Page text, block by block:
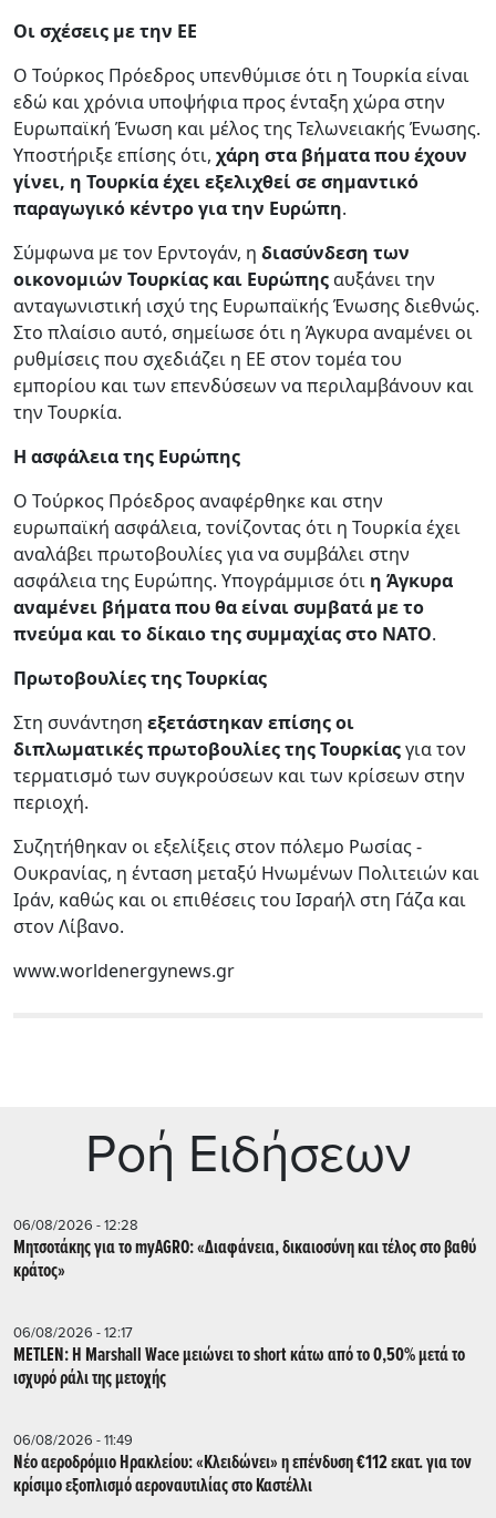
Οι σχέσεις με την ΕΕ
Ο Τούρκος Πρόεδρος υπενθύμισε ότι η Τουρκία είναι
εδώ και χρόνια υποψήφια προς ένταξη χώρα στην
Ευρωπαϊκή Ένωση και μέλος της Τελωνειακής Ένωσης.
Υποστήριξε επίσης ότι, χάρη στα βήματα που έχουν
γίνει, η Τουρκία έχει εξελιχθεί σε σημαντικό
παραγωγικό κέντρο για την Ευρώπη.
Σύμφωνα με τον Ερντογάν, η διασύνδεση των
οικονομιών Τουρκίας και Ευρώπηςαυξάνει την
ανταγωνιστική ισχύ της Ευρωπαϊκής Ένωσης διεθνώς.
Στο πλαίσιο αυτό, σημείωσε ότι η Άγκυρα αναμένει οι
ρυθμίσεις που σχεδιάζει η ΕΕ στον τομέα του
εμπορίου και των επενδύσεων να περιλαμβάνουν και
την Τουρκία.
Η ασφάλεια της Ευρώπης
Ο Τούρκος Πρόεδρος αναφέρθηκε και στην
ευρωπαϊκή ασφάλεια, τονίζοντας ότι η Τουρκία έχει
αναλάβει πρωτοβουλίες για να συμβάλει στην
ασφάλεια της Ευρώπης. Υπογράμμισε ότι η Άγκυρα
αναμένει βήματα που θα είναι συμβατά με το
πνεύμα και το δίκαιο της συμμαχίας στο ΝΑΤΟ.
Πρωτοβουλίες της Τουρκίας
Στη συνάντηση εξετάστηκαν επίσης οι
διπλωματικές πρωτοβουλίες της Τουρκίαςγια τον
τερματισμό των συγκρούσεων και των κρίσεων στην
περιοχή.
Συζητήθηκαν οι εξελίξεις στον πόλεμο Ρωσίας -
Ουκρανίας, η ένταση μεταξύ Ηνωμένων Πολιτειών και
Ιράν, καθώς και οι επιθέσεις του Ισραήλ στη Γάζα και
στον Λίβανο.
www.worldenergynews.gr
Ρoή Ειδήσεων
06/08/2026 - 12:28
Μητσοτάκης για το myAGRO: «Διαφάνεια, δικαιοσύνη και τέλος στο βαθύ
κράτος»
06/08/2026 - 12:17
METLEN: Η Marshall Wace μειώνει το short κάτω από το 0,50% μετά το
ισχυρό ράλι της μετοχής
06/08/2026 - 11:49
Νέο αεροδρόμιο Ηρακλείου: «Κλειδώνει» η επένδυση €112 εκατ. για τον
κρίσιμο εξοπλισμό αεροναυτιλίας στο Καστέλλι